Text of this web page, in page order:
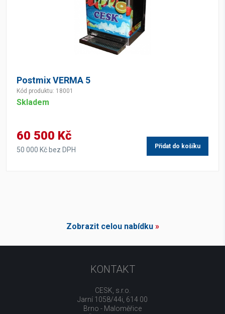
Postmix VERMA 5
Kód produktu: 18001
Skladem
60 500 Kč
50 000 Kč bez DPH Přidat do košíku
Zobrazit celou nabídku»
KONTAKT
CESK, s.r.o.
Jarní 1058/44i, 614 00
Brno - Maloměřice